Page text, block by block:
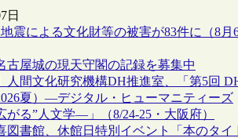
日
震による文化財等の被害が83件に（8月
古屋城の現天守閣の記録を募集中
人間文化研究機構DH推進室、「第5回
夏）―デジタル・ヒューマニティーズ
がる”人文学―」（8/24-25・大阪府）
図書館、休館日特別イベント「本のタイ